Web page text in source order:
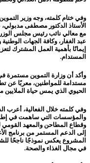
وفي ختام كلمته، وجه وزير
الأستاذ الدكتور مصطفى مدبولي،
مع معالي نائب رئيس مجلس
عبد الغفار، وكافة الجهات
إيمانًا بأهمية العمل المشترك
المستدام.
وأكد أن وزارة التموين مستمرة
مستدامة للمواطنين، معربًا عن
الحيوي الذي يمس حياة
وفي كلمته خلال الفعالية، أعرب
والمؤسسات التي ساهمت في
وقطاع المطاحن والمعهد القومي
إلى الدعم المستمر من برنامج
المشروع يعكس نموذجًا ناجحًا
في مجال الغذاء والصحة.